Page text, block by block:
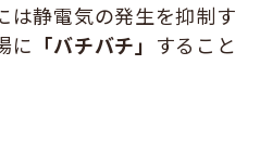
は静電気の発生を抑制す
に 「バチバチ」 すること